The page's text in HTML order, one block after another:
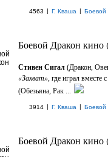
4563 | Г. Кваша | Боевой
Боевой Дракон кино
Стивен Сигал (Дракон,
«Захват», где играл
(Обезьяна, Рак ...
3914 | Г. Кваша | Боевой
Боевой Дракон кино